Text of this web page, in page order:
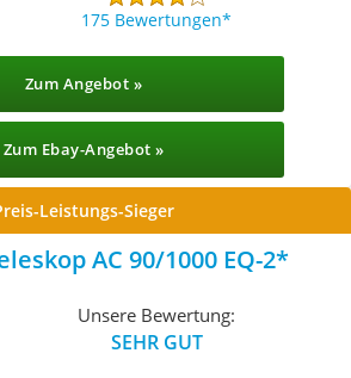
175 Bewertungen
Zum Angebot »
Zum Ebay-Angebot »
Leistungs-Sieger
AC 90/1000 EQ-2
Unsere Bewertung:
SEHR GUT